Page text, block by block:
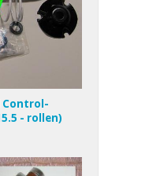
Control-
- rollen)